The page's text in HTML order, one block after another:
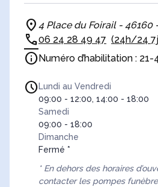
4 Place du Foirail - 46160
06 24 28 49 47 (24h/24
Numéro d’habilitation :
Lundi au Vendredi
09:00 - 12:00, 14:00 - 18:00
Samedi
09:00 - 18:00
Dimanche
Fermé *
* En dehors des horaires
contacter les pompes